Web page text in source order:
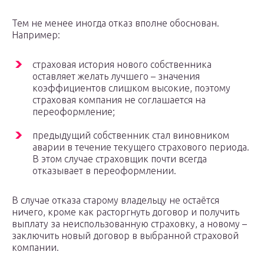
Тем не менее иногда отказ вполне обоснован.
Например:
страховая история нового собственника
оставляет желать лучшего – значения
коэффициентов слишком высокие, поэтому
страховая компания не соглашается на
переоформление;
предыдущий собственник стал виновником
аварии в течение текущего страхового периода.
В этом случае страховщик почти всегда
отказывает в переоформлении.
В случае отказа старому владельцу не остаётся
ничего, кроме как расторгнуть договор и получить
выплату за неиспользованную страховку, а новому –
заключить новый договор в выбранной страховой
компании.